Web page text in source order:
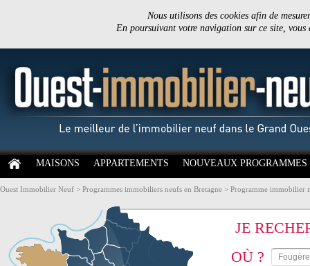
Nous utilisons des cookies afin de
En poursuivant votre navigation sur ce site,
MAISONS APPARTEMENTS NOUVEAUX PROGRAMMES
Ouest Immobilier Neuf > Programmes immobiliers neufs en Bretagne > Programme immobilier
JE
OÙ ?